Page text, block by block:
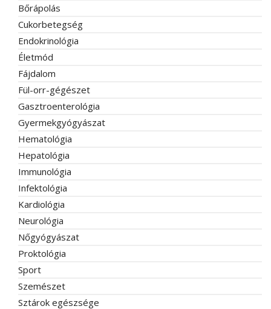
Bőrápolás
Cukorbetegség
Endokrinológia
Életmód
Fájdalom
Fül-orr-gégészet
Gasztroenterológia
Gyermekgyógyászat
Hematológia
Hepatológia
Immunológia
Infektológia
Kardiológia
Neurológia
Nőgyógyászat
Proktológia
Sport
Szemészet
Sztárok egészsége